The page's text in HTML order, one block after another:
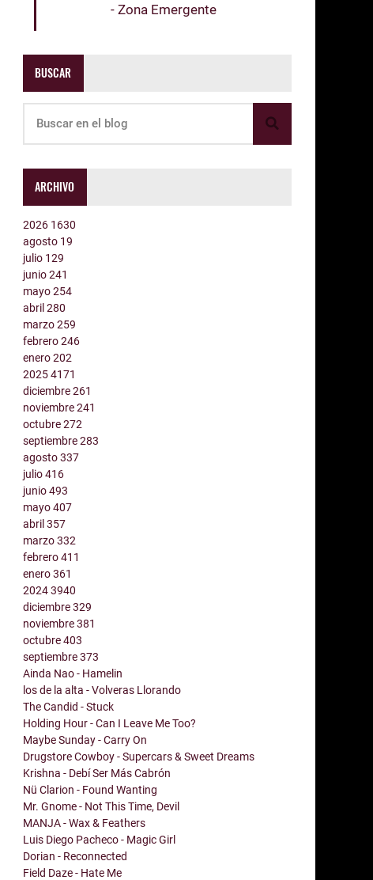
- Zona Emergente
BUSCAR
ARCHIVO
2026 1630
agosto 19
julio 129
junio241
mayo254
abril280
marzo259
febrero246
enero202
20254171
diciembre261
noviembre241
octubre272
septiembre283
agosto337
julio416
junio493
mayo407
abril357
marzo332
febrero411
enero361
20243940
diciembre329
noviembre381
octubre403
septiembre373
Ainda Nao - Hamelin
los de la alta - Volveras Llorando
The Candid - Stuck
Holding Hour - Can I Leave Me Too?
Maybe Sunday - Carry On
Drugstore Cowboy - Supercars & Sweet Dreams
Krishna - Debí Ser Más Cabrón
Nü Clarion - Found Wanting
Mr. Gnome - Not This Time, Devil
MANJA - Wax & Feathers
Luis Diego Pacheco - Magic Girl
Dorian - Reconnected
Field Daze - Hate Me